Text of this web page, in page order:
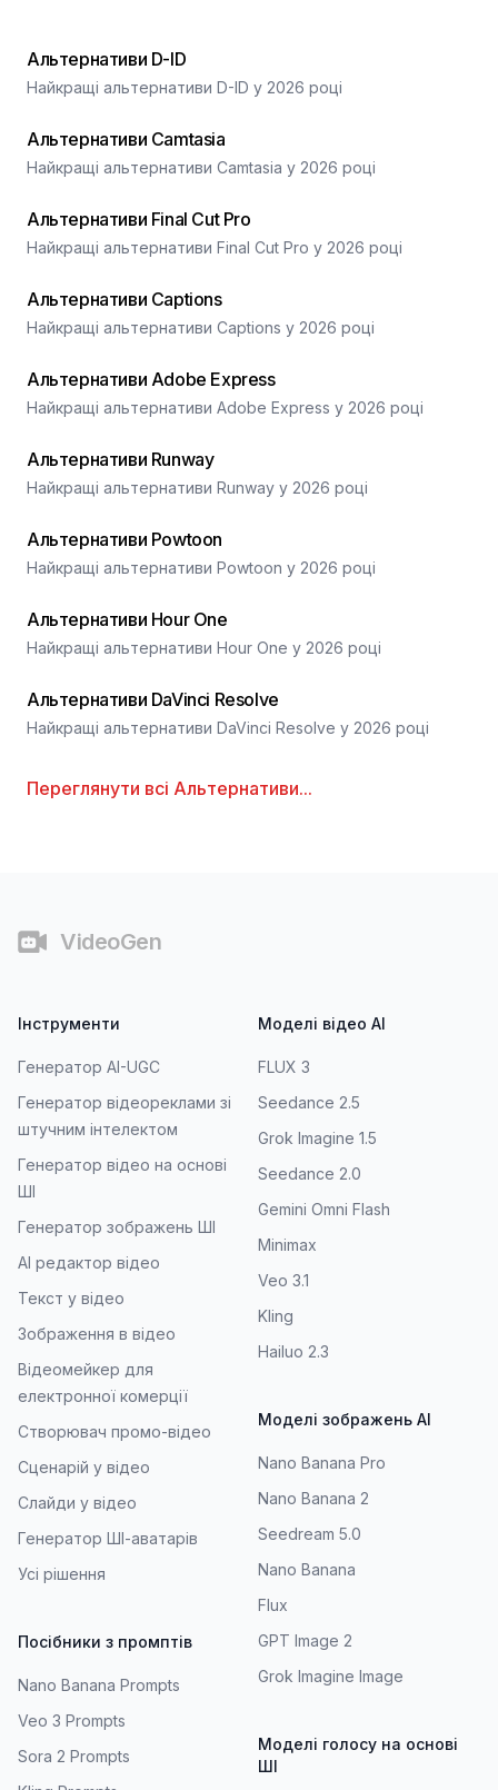
Альтернативи D-ID
Найкращі альтернативи D-ID у 2026 році
Альтернативи Camtasia
Найкращі альтернативи Camtasia у 2026 році
Альтернативи Final Cut Pro
Найкращі альтернативи Final Cut Pro у 2026 році
Альтернативи Captions
Найкращі альтернативи Captions у 2026 році
Альтернативи Adobe Express
Найкращі альтернативи Adobe Express у 2026 році
Альтернативи Runway
Найкращі альтернативи Runway у 2026 році
Альтернативи Powtoon
Найкращі альтернативи Powtoon у 2026 році
Альтернативи Hour One
Найкращі альтернативи Hour One у 2026 році
Альтернативи DaVinci Resolve
Найкращі альтернативи DaVinci Resolve у 2026 році
Переглянути всі Альтернативи...
VideoGen
Інструменти
Генератор AI-UGC
Генератор відеореклами зі
штучним інтелектом
Генератор відео на основі
ШІ
Генератор зображень ШІ
AI редактор відео
Текст у відео
Зображення в відео
Відеомейкер для
електронної комерції
Створювач промо-відео
Сценарій у відео
Слайди у відео
Генератор ШІ-аватарів
Усі рішення
Посібники з промптів
Nano Banana Prompts
Veo 3 Prompts
Sora 2 Prompts
Моделі відео AI
FLUX 3
Seedance 2.5
Grok Imagine 1.5
Seedance 2.0
Gemini Omni Flash
Minimax
Veo 3.1
Kling
Hailuo 2.3
Моделі зображень AI
Nano Banana Pro
Nano Banana 2
Seedream 5.0
Nano Banana
Flux
GPT Image 2
Grok Imagine Image
Моделі голосу на основі
ШІ